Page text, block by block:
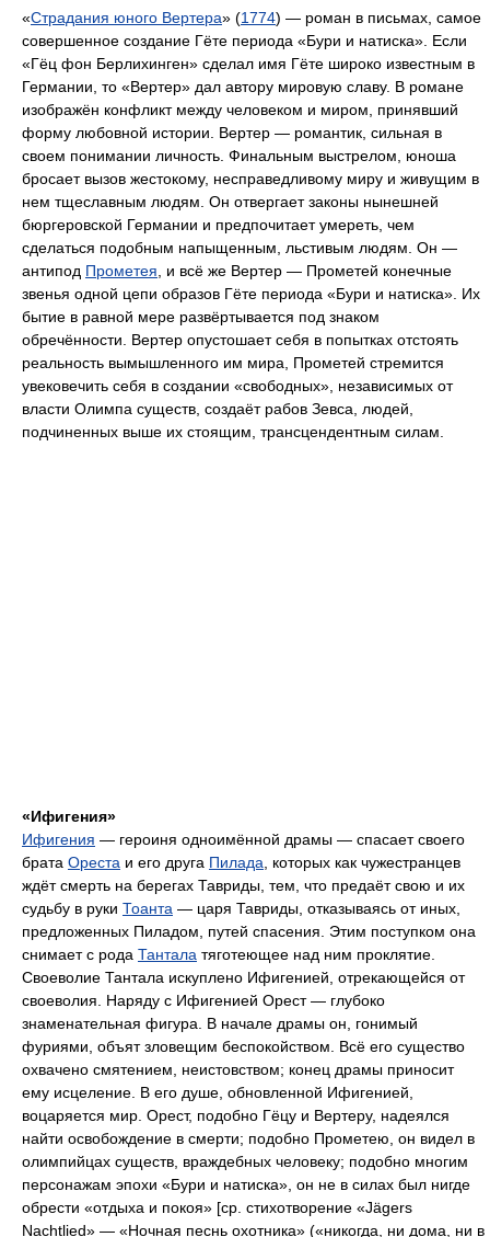
«Страдания юного Вертера» (1774) — роман в письмах, самое
совершенное создание Гёте периода «Бури и натиска». Если
«Гёц фон Берлихинген» сделал имя Гёте широко известным в
Германии, то «Вертер» дал автору мировую славу. В романе
изображён конфликт между человеком и миром, принявший
форму любовной истории. Вертер — романтик, сильная в
своем понимании личность. Финальным выстрелом, юноша
бросает вызов жестокому, несправедливому миру и живущим в
нем тщеславным людям. Он отвергает законы нынешней
бюргеровской Германии и предпочитает умереть, чем
сделаться подобным напыщенным, льстивым людям. Он —
антипод Прометея, и всё же Вертер — Прометей конечные
звенья одной цепи образов Гёте периода «Бури и натиска». Их
бытие в равной мере развёртывается под знаком
обречённости. Вертер опустошает себя в попытках отстоять
реальность вымышленного им мира, Прометей стремится
увековечить себя в создании «свободных», независимых от
власти Олимпа существ, создаёт рабов Зевса, людей,
подчиненных выше их стоящим, трансцендентным силам.
«Ифигения»
Ифигения — героиня одноимённой драмы — спасает своего
брата Ореста и его друга Пилада, которых как чужестранцев
ждёт смерть на берегах Тавриды, тем, что предаёт свою и их
судьбу в руки Тоанта — царя Тавриды, отказываясь от иных,
предложенных Пиладом, путей спасения. Этим поступком она
снимает с рода Тантала тяготеющее над ним проклятие.
Своеволие Тантала искуплено Ифигенией, отрекающейся от
своеволия. Наряду с Ифигенией Орест — глубоко
знаменательная фигура. В начале драмы он, гонимый
фуриями, объят зловещим беспокойством. Всё его существо
охвачено смятением, неистовством; конец драмы приносит
ему исцеление. В его душе, обновленной Ифигенией,
воцаряется мир. Орест, подобно Гёцу и Вертеру, надеялся
найти освобождение в смерти; подобно Прометею, он видел в
олимпийцах существ, враждебных человеку; подобно многим
персонажам эпохи «Бури и натиска», он не в силах был нигде
обрести «отдыха и покоя» [ср. стихотворение «Jägers
Nachtlied» — «Ночная песнь охотника» («никогда, ни дома, ни в